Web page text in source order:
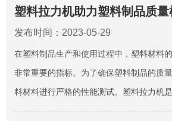
塑料拉力机助力塑料制品质量
发布时间：2023-05-29
在塑料制品生产和使用过程中，塑料材料
非常重要的指标。为了确保塑料制品的质
料材料进行严格的性能测试。塑料拉力机
材料测试领域的测试设备。它可以测量塑